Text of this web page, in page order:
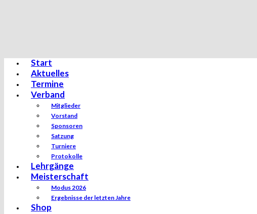
Start
Aktuelles
Termine
Verband
Mitglieder
Vorstand
Sponsoren
Satzung
Turniere
Protokolle
Lehrgänge
Meisterschaft
Modus 2026
Ergebnisse der letzten Jahre
Shop